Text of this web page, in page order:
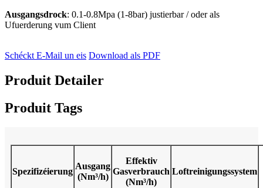
Ausgangsdrock: 0.1-0.8Mpa (1-8bar) justierbar / oder als
Ufuerderung vum Client
Schéckt E-Mail un eis Download als PDF
Produit Detailer
Produit Tags
Spezifizéierung
Ausgang
(Nm³/h)
Effektiv
Gasverbrauch
(Nm³/h)
Loftreinigungssystem